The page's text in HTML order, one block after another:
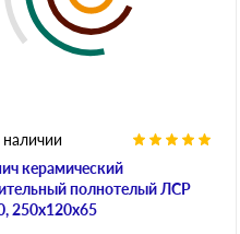
керамический
полнотелый ЛСР
250х120х65